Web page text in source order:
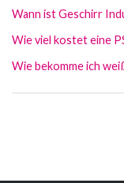
Wann ist Geschirr
Wie viel kostet eine
Wie bekomme ich